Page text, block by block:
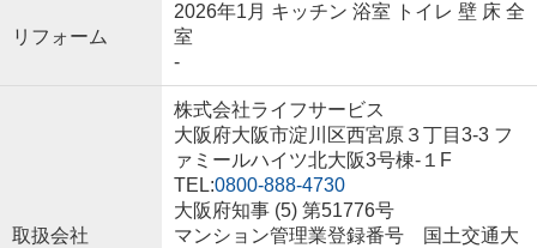
リフォーム
2026年1月 キッチン 浴室 トイレ 壁 床 全
室
-
取扱会社
株式会社ライフサービス
大阪府大阪市淀川区西宮原３丁目3-3 フ
ァミールハイツ北大阪3号棟-１F
TEL:0800-888-4730
大阪府知事 (5) 第51776号
マンション管理業登録番号 国土交通大